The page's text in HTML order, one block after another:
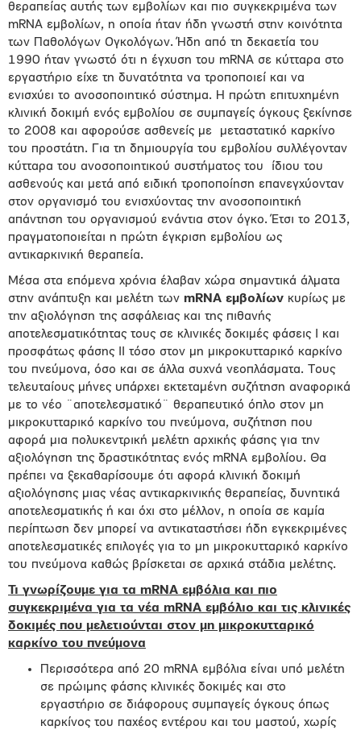
θεραπείας αυτής των εμβολίων και πιο συγκεκριμένα των
mRNA εμβολίων, η οποία ήταν ήδη γνωστή στην κοινότητα
των Παθολόγων Ογκολόγων. Ήδη από τη δεκαετία του
1990 ήταν γνωστό ότι η έγχυση του mRNA σε κύτταρα στο
εργαστήριο είχε τη δυνατότητα να τροποποιεί και να
ενισχύει το ανοσοποιητικό σύστημα. Η πρώτη επιτυχημένη
κλινική δοκιμή ενός εμβολίου σε συμπαγείς όγκους ξεκίνησε
το 2008 και αφορούσε ασθενείς με μεταστατικό καρκίνο
του προστάτη. Για τη δημιουργία του εμβολίου συλλέγονταν
κύτταρα του ανοσοποιητικού συστήματος του ίδιου του
ασθενούς και μετά από ειδική τροποποίηση επανεγχύονταν
στον οργανισμό του ενισχύοντας την ανοσοποιητική
απάντηση του οργανισμού ενάντια στον όγκο. Έτσι το 2013,
πραγματοποιείται η πρώτη έγκριση εμβολίου ως
αντικαρκινική θεραπεία.
Μέσα στα επόμενα χρόνια έλαβαν χώρα σημαντικά άλματα
στην ανάπτυξη και μελέτη των mRNA εμβολίων κυρίως με
την αξιολόγηση της ασφάλειας και της πιθανής
αποτελεσματικότητας τους σε κλινικές δοκιμές φάσεις Ι και
προσφάτως φάσης ΙΙ τόσο στον μη μικροκυτταρικό καρκίνο
του πνεύμονα, όσο και σε άλλα συχνά νεοπλάσματα. Τους
τελευταίους μήνες υπάρχει εκτεταμένη συζήτηση αναφορικά
με το νέο ¨αποτελεσματικό¨ θεραπευτικό όπλο στον μη
μικροκυτταρικό καρκίνο του πνεύμονα, συζήτηση που
αφορά μια πολυκεντρική μελέτη αρχικής φάσης για την
αξιολόγηση της δραστικότητας ενός mRNA εμβολίου. Θα
πρέπει να ξεκαθαρίσουμε ότι αφορά κλινική δοκιμή
αξιολόγησης μιας νέας αντικαρκινικής θεραπείας, δυνητικά
αποτελεσματικής ή και όχι στο μέλλον, η οποία σε καμία
περίπτωση δεν μπορεί να αντικαταστήσει ήδη εγκεκριμένες
αποτελεσματικές επιλογές για το μη μικροκυτταρικό καρκίνο
του πνεύμονα καθώς βρίσκεται σε αρχικά στάδια μελέτης.
Τι γνωρίζουμε για τα mRNA εμβόλια και πιο
συγκεκριμένα για τα νέα mRNA εμβόλιο και τις κλινικές
δοκιμές που μελετιούνται στον μη μικροκυτταρικό
καρκίνο του πνεύμονα
Περισσότερα από 20 mRNA εμβόλια είναι υπό μελέτη
σε πρώιμης φάσης κλινικές δοκιμές και στο
εργαστήριο σε διάφορους συμπαγείς όγκους όπως
καρκίνος του παχέος εντέρου και του μαστού, χωρίς